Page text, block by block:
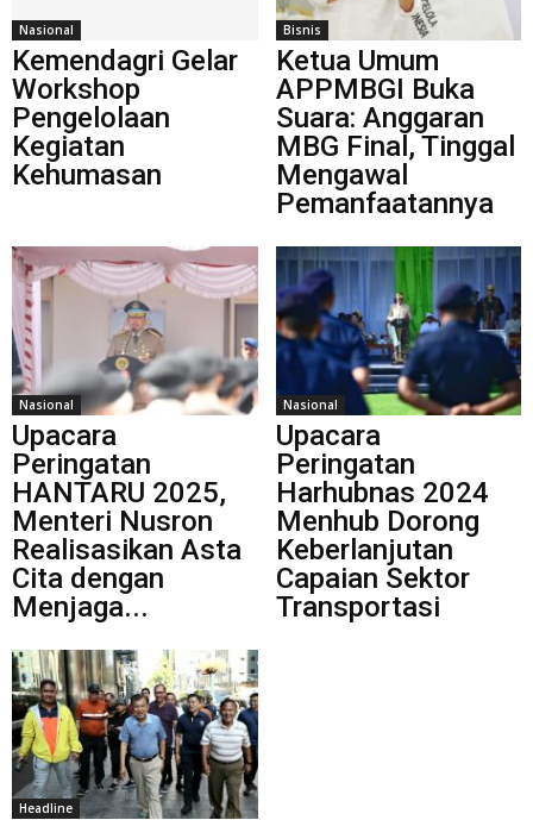
Nasional
Kemendagri Gelar
Workshop
Pengelolaan
Kegiatan
Kehumasan
Bisnis
Ketua Umum
APPMBGI Buka
Suara: Anggaran
MBG Final, Tinggal
Mengawal
Pemanfaatannya
Nasional
Upacara
Peringatan
HANTARU 2025,
Menteri Nusron
Realisasikan Asta
Cita dengan
Menjaga...
Nasional
Upacara
Peringatan
Harhubnas 2024
Menhub Dorong
Keberlanjutan
Capaian Sektor
Transportasi
Headline